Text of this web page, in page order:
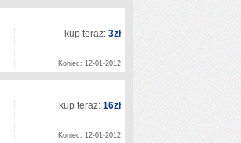
kup teraz: 3zł
Koniec: 12-01-2012
kup teraz: 16zł
Koniec: 12-01-2012